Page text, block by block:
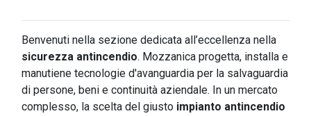
Benvenuti nella sezione dedicata all’eccellenza nella
sicurezza antincendio. Mozzanica progetta, installa e
manutiene tecnologie d'avanguardia per la salvaguardia
di persone, beni e continuità aziendale. In un mercato
complesso, la scelta del giusto impianto antincendio